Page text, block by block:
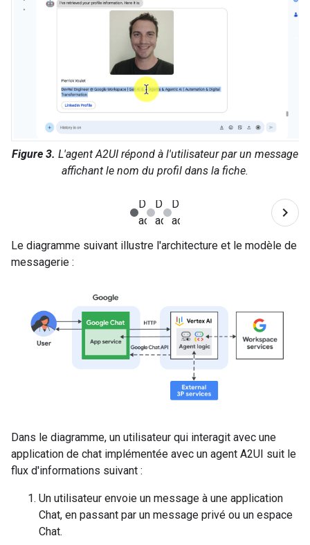
Figure 3. L'agent A2UI répond à l'utilisateur par un message
affichant le nom du profil dans la fiche.
Le diagramme suivant illustre l'architecture et le modèle de
messagerie :
Dans le diagramme, un utilisateur qui interagit avec une
application de chat implémentée avec un agent A2UI suit le
flux d'informations suivant :
Un utilisateur envoie un message à une application
Chat, en passant par un message privé ou un espace
Chat.